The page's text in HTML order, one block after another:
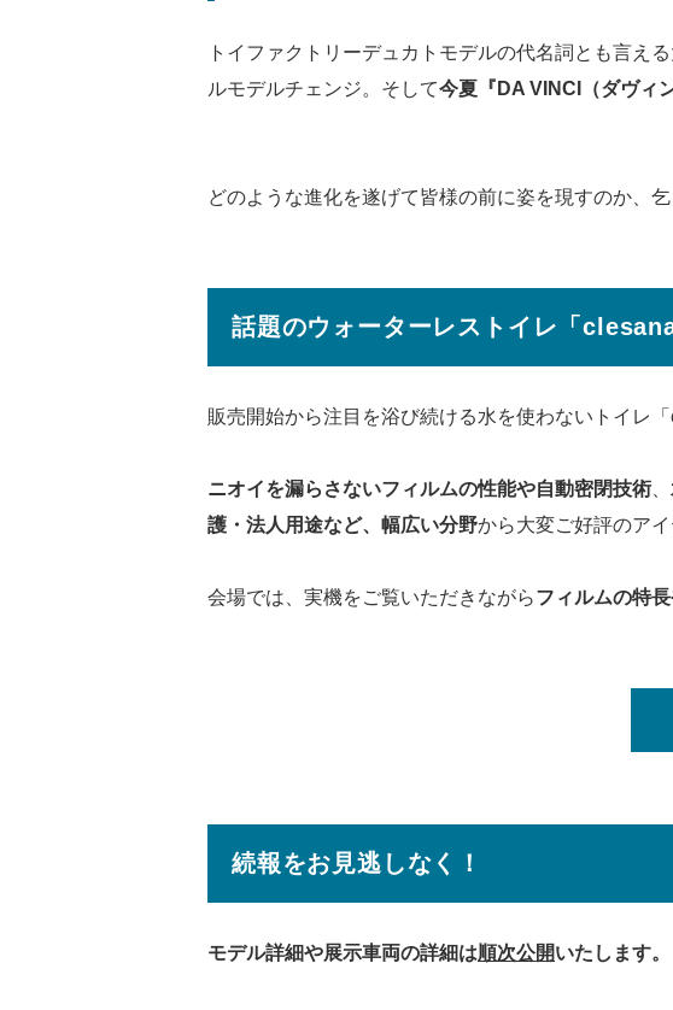
トイファクトリーデュカトモデルの代名詞とも言え
ルモデルチェンジ。そして今夏『DA VINCI（ダヴィ
どのような進化を遂げて皆様の前に姿を現すのか、
話題のウォーターレストイレ「
販売開始から注目を浴び続ける水を使わないトイレ
ニオイを漏らさないフィルムの性能や自動密閉技術
護・法人用途など、幅広い分野から大変ご好評のアイ
会場では、実機をご覧いただきながらフィルムの特
続報をお見逃しなく！
モデル詳細や展示車両の詳細は順次公開いたします。